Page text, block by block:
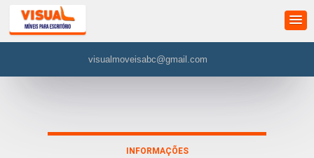
visualmoveisabc@gmail.com
INFORMAÇÕES